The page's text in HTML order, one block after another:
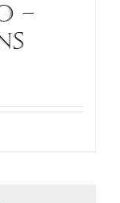
–